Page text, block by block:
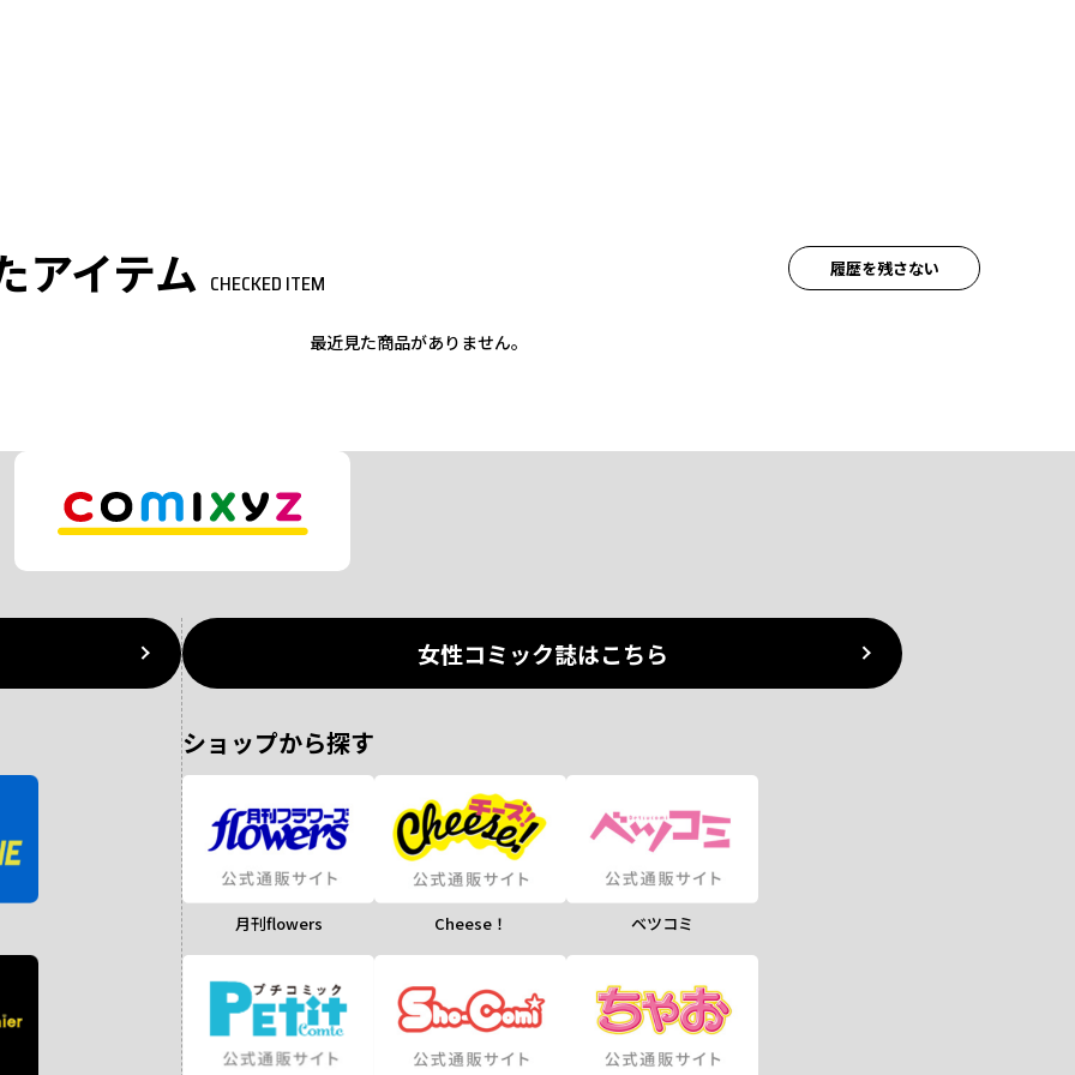
アイテム CHECKED ITEM
最近見た商品がありません。
履歴を残さない
女性コミック誌はこちら
ショップから探す
月刊flowers Cheese！ ベツコミ